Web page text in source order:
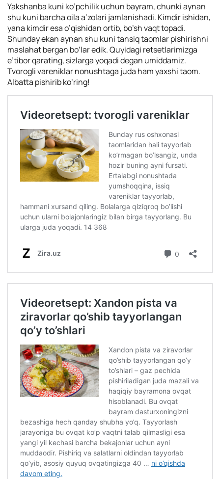
Yakshanba kuni ko’pchilik uchun bayram, chunki aynan
shu kuni barcha oila a’zolari jamlanishadi. Kimdir ishidan,
yana kimdir esa o’qishidan ortib, bo’sh vaqt topadi.
Shunday ekan aynan shu kuni tansiq taomlar pishirishni
maslahat bergan bo’lar edik. Quyidagi retsetlarimizga
e’tibor qarating, sizlarga yoqadi degan umiddamiz.
Tvorogli vareniklar nonushtaga juda ham yaxshi taom.
Albatta pishirib ko’ring!